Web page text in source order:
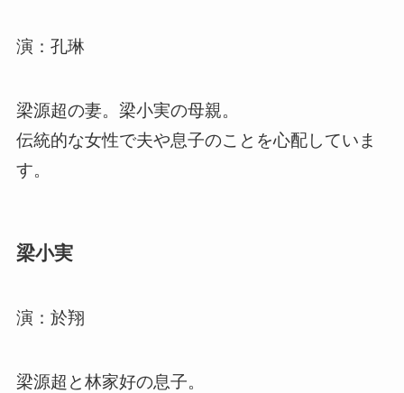
演：孔琳
梁源超の妻。梁小実の母親。
伝統的な女性で夫や息子のことを心配していま
す。
梁小実
演：於翔
梁源超と林家好の息子。